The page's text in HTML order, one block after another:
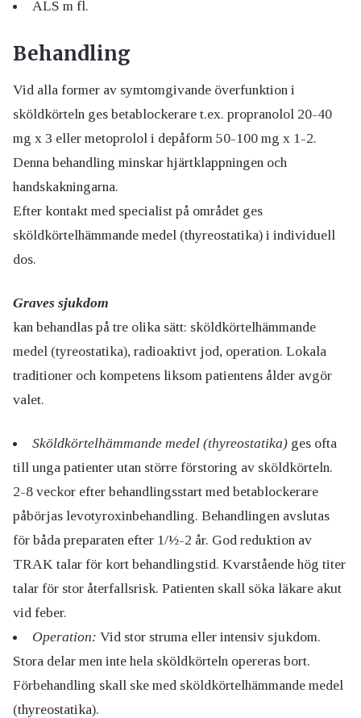
ALS m fl.
Behandling
Vid alla former av symtomgivande överfunktion i
sköldkörteln ges betablockerare t.ex. propranolol 20-40
mg x 3 eller metoprolol i depåform 50-100 mg x 1-2.
Denna behandling minskar hjärtklappningen och
handskakningarna.
Efter kontakt med specialist på området ges
sköldkörtelhämmande medel (thyreostatika) i individuell
dos.
Graves sjukdom
kan behandlas på tre olika sätt: sköldkörtelhämmande
medel (tyreostatika), radioaktivt jod, operation. Lokala
traditioner och kompetens liksom patientens ålder avgör
valet.
Sköldkörtelhämmande medel (thyreostatika)ges ofta
till unga patienter utan större förstoring av sköldkörteln.
2-8 veckor efter behandlingsstart med betablockerare
påbörjas levotyroxinbehandling. Behandlingen avslutas
för båda preparaten efter 1/½-2 år. God reduktion av
TRAK talar för kort behandlingstid. Kvarstående hög titer
talar för stor återfallsrisk. Patienten skall söka läkare akut
vid feber.
Operation: Vid stor struma eller intensiv sjukdom.
Stora delar men inte hela sköldkörteln opereras bort.
Förbehandling skall ske med sköldkörtelhämmande medel
(thyreostatika).